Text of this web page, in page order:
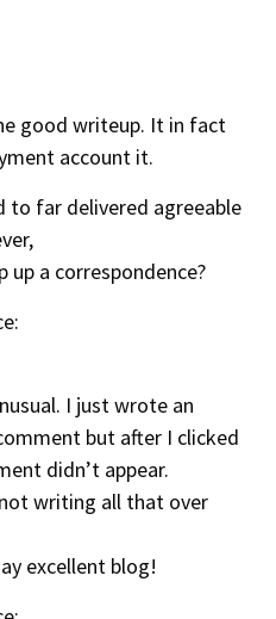
good writeup. It in fact
account it.
to far delivered agreeable
up a correspondence?
I just wrote an
but after I clicked
didn’t appear.
writing all that over
excellent blog!